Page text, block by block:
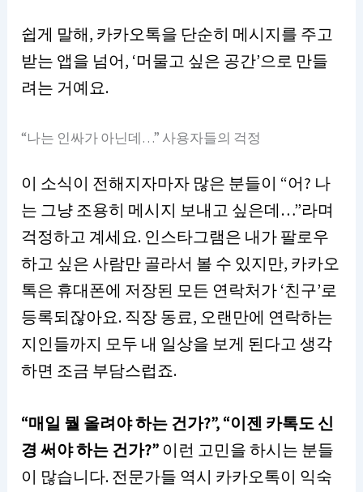
쉽게 말해, 카카오톡을 단순히 메시지를 주고
받는 앱을 넘어, ‘머물고 싶은 공간’으로 만들
려는 거예요.
“나는 인싸가 아닌데…” 사용자들의 걱정
이 소식이 전해지자마자 많은 분들이 “어? 나
는 그냥 조용히 메시지 보내고 싶은데…”라며
걱정하고 계세요. 인스타그램은 내가 팔로우
하고 싶은 사람만 골라서 볼 수 있지만, 카카오
톡은 휴대폰에 저장된 모든 연락처가 ‘친구’로
등록되잖아요. 직장 동료, 오랜만에 연락하는
지인들까지 모두 내 일상을 보게 된다고 생각
하면 조금 부담스럽죠.
“매일 뭘 올려야 하는 건가?”, “이젠 카톡도 신
경 써야 하는 건가?” 이런 고민을 하시는 분들
이 많습니다. 전문가들 역시 카카오톡이 익숙